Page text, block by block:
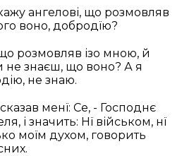
ангелові, що розмовляв
воно, добродїю?
що розмовляв ізо мною, й
не знаєш, що воно? А я
не знаю.
сказав менї: Се, - Господнє
і значить: Нї військом, нї
моїм духом, говорить